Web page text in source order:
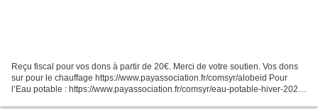
Reçu fiscal pour vos dons à partir de 20€. Merci de votre soutien. Vos dons
sur pour le chauffage https://www.payassociation.fr/comsyr/alobeid Pour
l’Eau potable : https://www.payassociation.fr/comsyr/eau-potable-hiver-2021-